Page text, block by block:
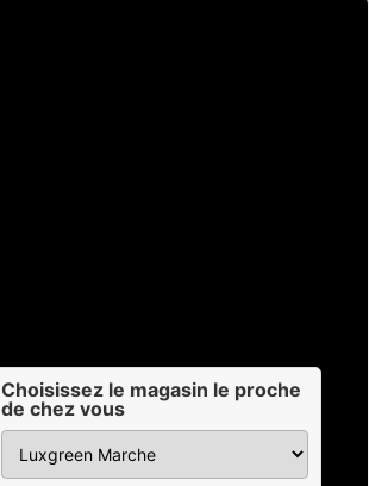
Choisissez le magasin le proche
de chez vous